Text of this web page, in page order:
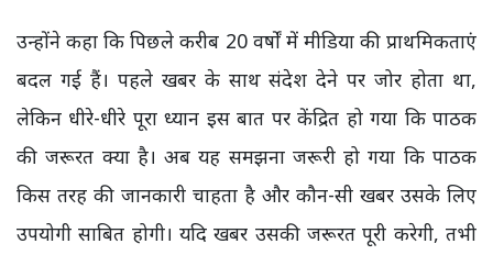
उन्होंने कहा कि पिछले करीब 20 वर्षों में मीडिया की प्राथमिकताएं
बदल गई हैं। पहले खबर के साथ संदेश देने पर जोर होता था,
लेकिन धीरे-धीरे पूरा ध्यान इस बात पर केंद्रित हो गया कि पाठक
की जरूरत क्या है। अब यह समझना जरूरी हो गया कि पाठक
किस तरह की जानकारी चाहता है और कौन-सी खबर उसके लिए
उपयोगी साबित होगी। यदि खबर उसकी जरूरत पूरी करेगी, तभी